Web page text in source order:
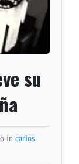
su
in carlos